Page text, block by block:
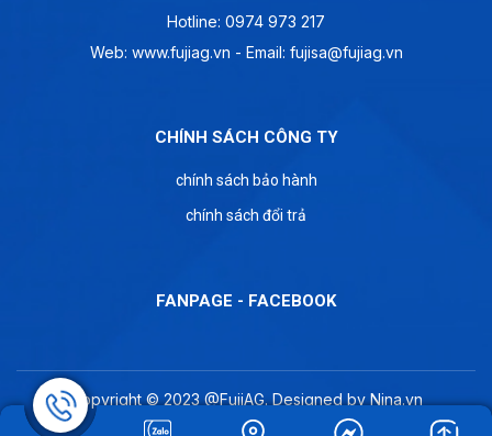
Hotline: 0974 973 217
Web: www.fujiag.vn - Email: fujisa@fujiag.vn
CHÍNH SÁCH CÔNG TY
chính sách bảo hành
chính sách đổi trả
FANPAGE - FACEBOOK
Copyright © 2023@FujiAG. Designed byNina.vn